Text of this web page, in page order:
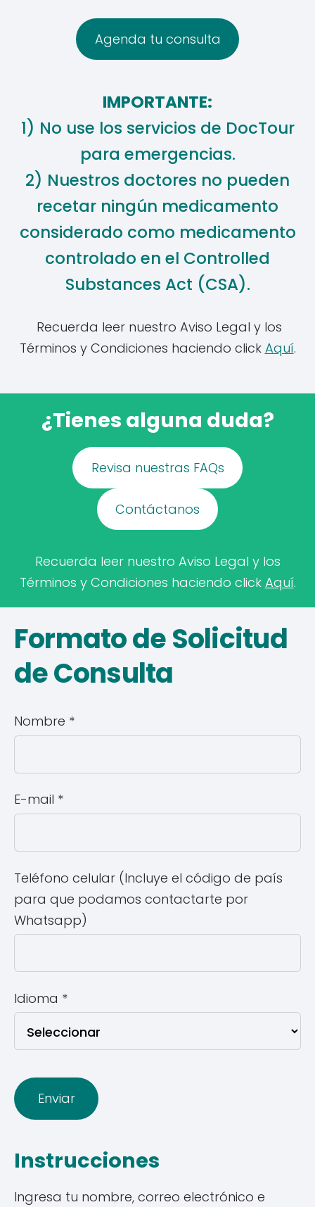
​Agenda tu consulta​
IMPORTANTE:
1) No use los servicios de DocTour
para emergencias.
2) Nuestros doctores no pueden
recetar ningún medicamento
considerado como medicamento
controlado en el Controlled
Substances Act (CSA).
Recuerda leer nuestro Aviso Legal y los
Términos y Condiciones haciendo click Aquí.
¿Tienes alguna duda?
Revisa nuestras FAQs
Contáctanos
Recuerda leer nuestro Aviso Legal y los
Términos y Condiciones haciendo click Aquí.
Formato de Solicitud
de Consulta
Nombre *
E-mail *
Teléfono celular (Incluye el código de país
para que podamos contactarte por
Whatsapp)
Idioma *
Instrucciones
Ingresa tu nombre, correo electrónico e